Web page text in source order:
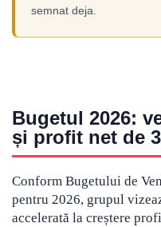
semnat deja.
Bugetul 2026:
și profit net de
Conform Bugetului de
pentru 2026, grupul
accelerată la creștere